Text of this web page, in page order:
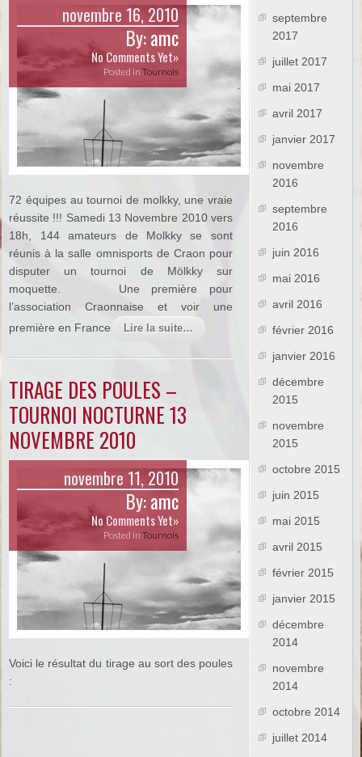
novembre 16, 2010
By:amc
No Comments Yet»
Posted inTournois
72 équipes au tournoi de molkky, une vraie
réussite !!! Samedi 13 Novembre 2010 vers
18h, 144 amateurs de Molkky se sont
réunis à la salle omnisports de Craon pour
disputer un tournoi de Mölkky sur
moquette. Une première pour
l’association Craonnaise et voir une
première en France
Lire la suite…
TIRAGE DES POULES –
TOURNOI NOCTURNE 13
NOVEMBRE 2010
novembre 11, 2010
By:amc
No Comments Yet»
Posted inTournois
Voici le résultat du tirage au sort des poules
:
septembre
2017
juillet 2017
mai 2017
avril 2017
janvier 2017
novembre
2016
septembre
2016
juin 2016
mai 2016
avril 2016
février 2016
janvier 2016
décembre
2015
novembre
2015
octobre 2015
juin 2015
mai 2015
avril 2015
février 2015
janvier 2015
décembre
2014
novembre
2014
octobre 2014
juillet 2014